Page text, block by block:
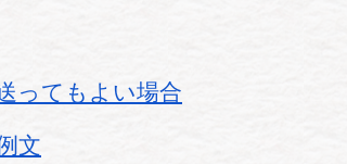
ってもよい場合
文